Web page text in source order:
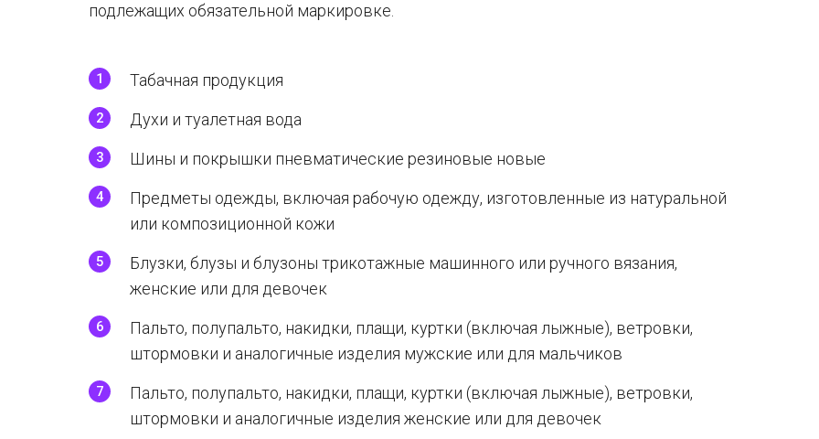
подлежащих обязательной маркировке.
Табачная продукция
Духи и туалетная вода
Шины и покрышки пневматические резиновые новые
Предметы одежды, включая рабочую одежду, изготовленные из натуральной
или композиционной кожи
Блузки, блузы и блузоны трикотажные машинного или ручного вязания,
женские или для девочек
Пальто, полупальто, накидки, плащи, куртки (включая лыжные), ветровки,
штормовки и аналогичные изделия мужские или для мальчиков
Пальто, полупальто, накидки, плащи, куртки (включая лыжные), ветровки,
штормовки и аналогичные изделия женские или для девочек